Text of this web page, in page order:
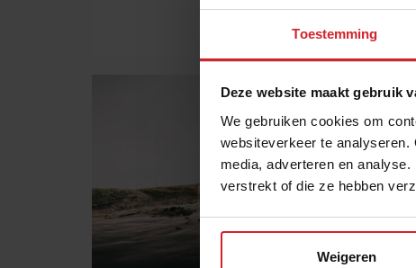
Toestemming
Deze website maakt gebruik
We gebruiken cookies om
websiteverkeer te
media, adverteren en
verstrekt of die ze hebben
Weigeren
2 mei 2017| 1 min